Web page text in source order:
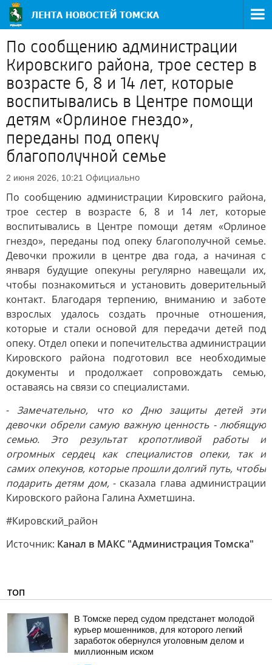
По сообщению администрации
Кировскиго района, трое сестер в
возрасте 6, 8 и 14 лет, которые
воспитывались в Центре помощи
детям «Орлиное гнездо»,
переданы под опеку
благополучной семье
2 июня 2026, 10:21 Официально
По сообщению администрации Кировскиго района,
трое сестер в возрасте 6, 8 и 14 лет, которые
воспитывались в Центре помощи детям «Орлиное
гнездо», переданы под опеку благополучной семье.
Девочки прожили в центре два года, а начиная с
января будущие опекуны регулярно навещали их,
чтобы познакомиться и установить доверительный
контакт. Благодаря терпению, вниманию и заботе
взрослых удалось создать прочные отношения,
которые и стали основой для передачи детей под
опеку. Отдел опеки и попечительства администрации
Кировского района подготовил все необходимые
документы и продолжает сопровождать семью,
оставаясь на связи со специалистами.
- Замечательно, что ко Дню защиты детей эти
девочки обрели самую важную ценность - любящую
семью. Это результат кропотливой работы и
огромных сердец как специалистов опеки, так и
самих опекунов, которые прошли долгий путь, чтобы
подарить детям дом, - сказала глава администрации
Кировского района Галина Ахметшина.
#Кировский_район
Источник: Канал в МАКС "Администрация Томска"
ТОП
В Томске перед судом предстанет молодой
курьер мошенников, для которого легкий
заработок обернулся уголовным делом и
миллионным иском